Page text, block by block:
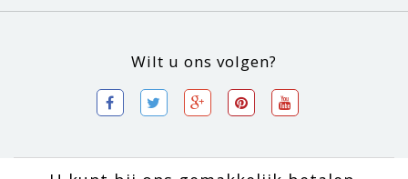
Wilt u ons volgen?